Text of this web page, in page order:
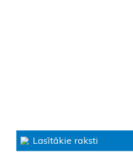
Lasītākie raksti